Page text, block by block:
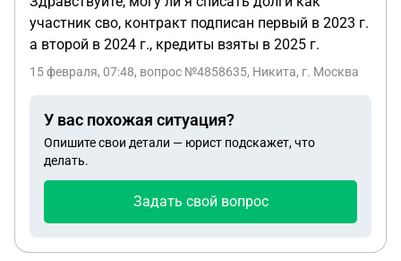
участник сво, контракт подписан первый в 2023 г.
а второй в 2024 г., кредиты взяты в 2025 г.
15 февраля, 07:48, вопрос №4858635, Никита, г. Москва
У вас похожая ситуация?
Опишите свои детали — юрист подскажет, что
делать.
Задать свой вопрос